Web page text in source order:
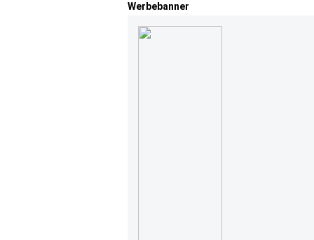
Werbebanner